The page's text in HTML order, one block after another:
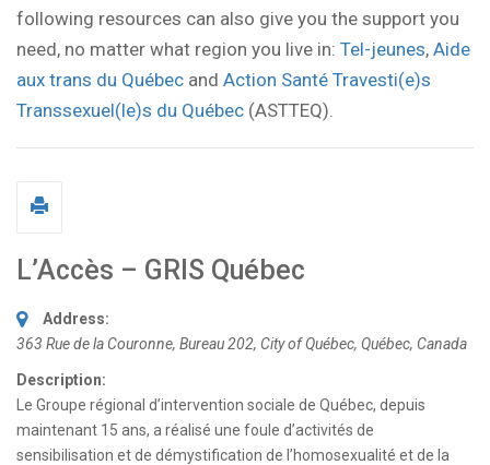
following resources can also give you the support you
need, no matter what region you live in: Tel-jeunes, Aide
aux trans du Québec and Action Santé Travesti(e)s
Transsexuel(le)s du Québec (ASTTEQ).
L’Accès – GRIS Québec
Address:
363 Rue de la Couronne, Bureau 202, City of Québec, Québec, Canada
Description:
Le Groupe régional d’intervention sociale de Québec, depuis
maintenant 15 ans, a réalisé une foule d’activités de
sensibilisation et de démystification de l’homosexualité et de la